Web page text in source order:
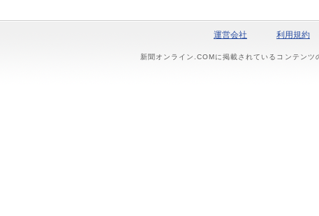
運営会社 利用規約
新聞オンライン.COMに掲載されているコンテンツ